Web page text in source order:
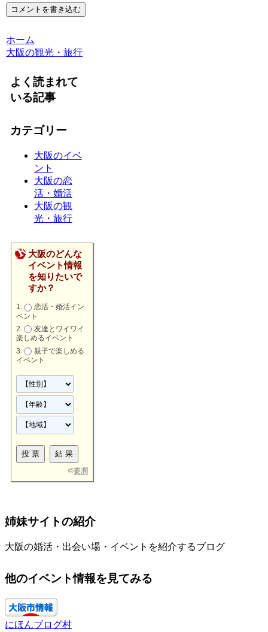
コメントを書き込む
ホーム
大阪の観光・旅行
よく読まれて
いる記事
カテゴリー
大阪のイベ
ント
大阪の恋
活・婚活
大阪の観
光・旅行
大阪のどんな
イベント情報
を知りたいで
すか？
恋活・婚活イン
ベント
友達とワイワイ
楽しめるイベント
親子で楽しめる
イベント
©要潤
姉妹サイトの紹介
大阪の婚活・出会い場・イベントを紹介するブログ
他のイベント情報を見てみる
にほんブログ村